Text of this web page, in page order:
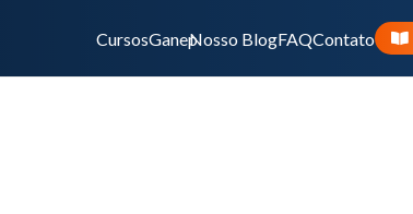
CursosGanepNosso BlogFAQContato